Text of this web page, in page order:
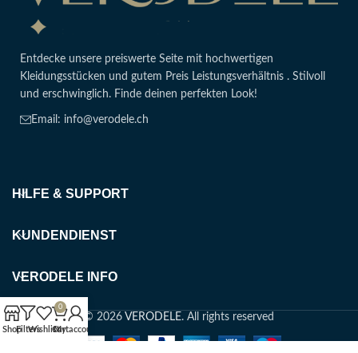
Entdecke unsere preiswerte Seite mit hochwertigen
Kleidungsstücken und gutem Preis Leistungsverhältnis . Stilvoll
und erschwinglich. Finde deinen perfekten Look!
Email: info@verodele.ch
HILFE & SUPPORT
KUNDENDIENST
VERODELE INFO
© 2026 VERODELE. All rights reserved
ShopFiltersWishlist
0
Cart
My account